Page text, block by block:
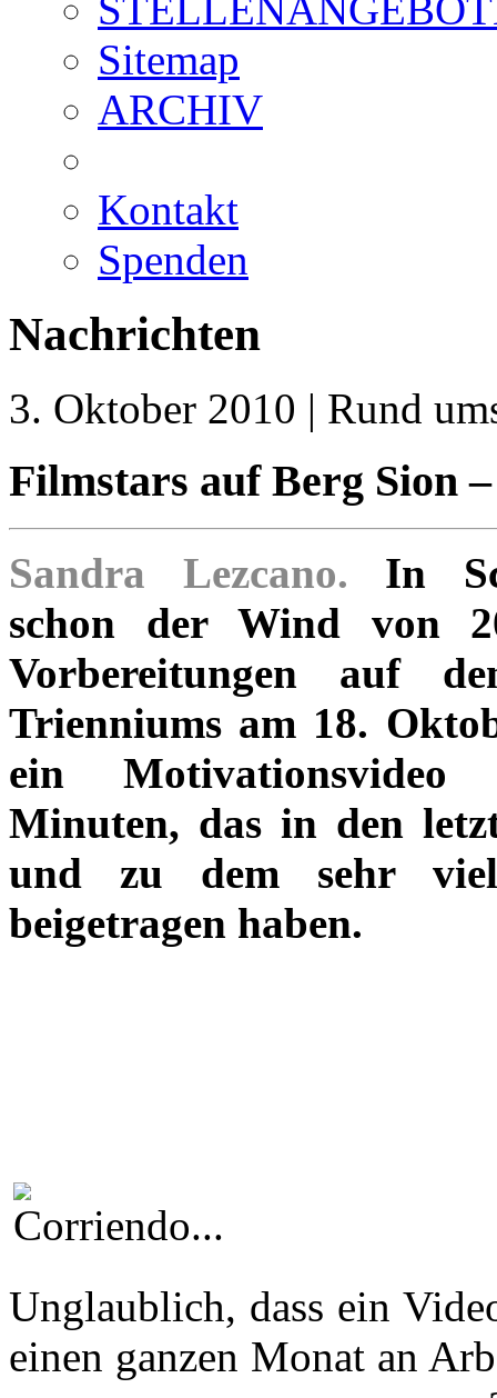
Sitemap
ARCHIV
Kontakt
Spenden
Nachrichten
3. Oktober 2010 | Rund
Filmstars auf Berg Sion
Sandra Lezcano. In
schon der Wind von
Vorbereitungen auf
Trienniums am 18.
ein Motivationsvideo
Minuten, das in den
und zu dem sehr
beigetragen haben.
Unglaublich, dass ein
einen ganzen Monat an